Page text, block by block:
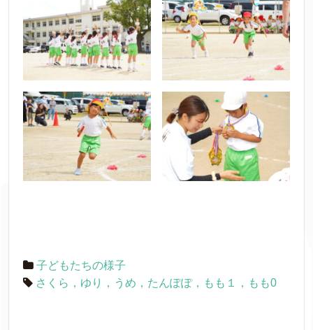
子どもたちの様子
さくら，ゆり，うめ，たんぽぽ，もも１，もも0